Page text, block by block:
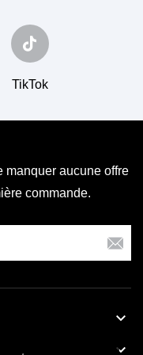
TikTok
manquer aucune offre
commande.

